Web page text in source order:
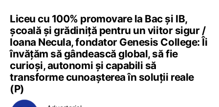
Liceu cu 100% promovare la Bac și IB,
școală și grădiniță pentru un viitor sigur /
Ioana Necula, fondator Genesis College: Îi
învățăm să gândească global, să fie
curioși, autonomi și capabili să
transforme cunoașterea în soluții reale
(P)